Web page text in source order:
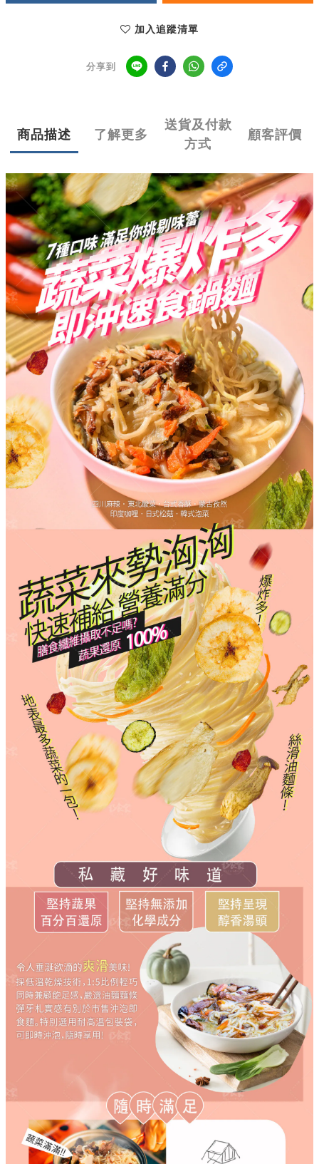
加入追蹤清單
分享到
商品描述 了解更多
送貨及付款
方式
顧客評價